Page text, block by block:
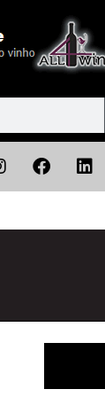
Próximo